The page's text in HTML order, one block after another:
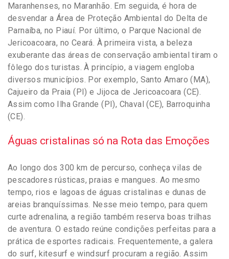
Maranhenses, no Maranhão. Em seguida, é hora de
desvendar a Área de Proteção Ambiental do Delta de
Parnaíba, no Piauí. Por último, o Parque Nacional de
Jericoacoara, no Ceará. À primeira vista, a beleza
exuberante das áreas de conservação ambiental tiram o
fôlego dos turistas. À princípio, a viagem engloba
diversos municípios. Por exemplo, Santo Amaro (MA),
Cajueiro da Praia (PI) e Jijoca de Jericoacoara (CE).
Assim como Ilha Grande (PI), Chaval (CE), Barroquinha
(CE).
Águas cristalinas só na Rota das Emoções
Ao longo dos 300 km de percurso, conheça vilas de
pescadores rústicas, praias e mangues. Ao mesmo
tempo, rios e lagoas de águas cristalinas e dunas de
areias branquíssimas. Nesse meio tempo, para quem
curte adrenalina, a região também reserva boas trilhas
de aventura. O estado reúne condições perfeitas para a
prática de esportes radicais. Frequentemente, a galera
do surf, kitesurf e windsurf procuram a região. Assim